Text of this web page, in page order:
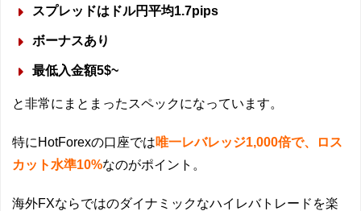
スプレッドはドル円平均1.7pips
ボーナスあり
最低入金額5$~
と非常にまとまったスペックになっています。
特にHotForexの口座では唯一レバレッジ1,000倍で、ロス
カット水準10%なのがポイント。
海外FXならではのダイナミックなハイレバトレードを楽